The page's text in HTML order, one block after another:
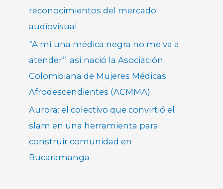
reconocimientos del mercado
audiovisual
“A mí una médica negra no me va a
atender”: así nació la Asociación
Colombiana de Mujeres Médicas
Afrodescendientes (ACMMA)
Aurora: el colectivo que convirtió el
slam en una herramienta para
construir comunidad en
Bucaramanga